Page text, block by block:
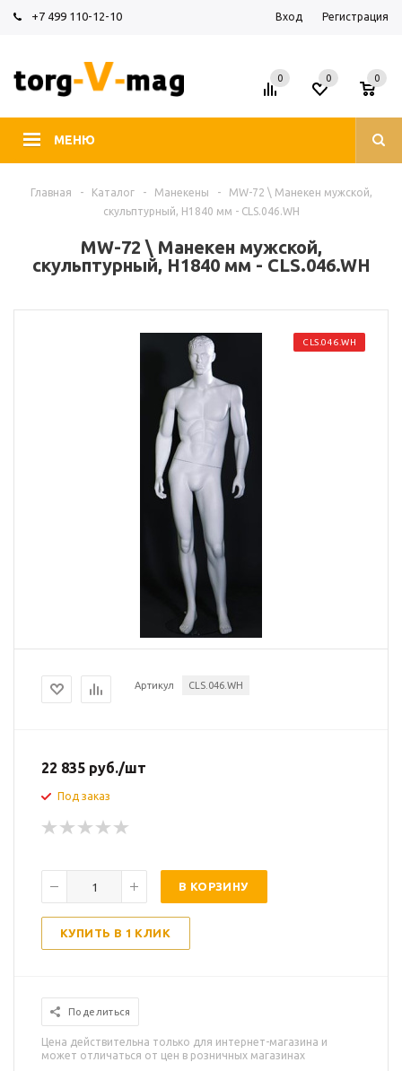
+7 499 110-12-10 Вход Регистрация
МЕНЮ
0 0
0
Главная - Каталог - Манекены -
MW-72 \ Манекен мужской,
скульптурный, H1840 мм - CLS.046.WH
MW-72 \ Манекен мужской,
скульптурный, H1840 мм - CLS.046.WH
CLS.046.WH
Артикул CLS.046.WH
22 835 руб./шт
Под заказ
В КОРЗИНУ
КУПИТЬ В 1 КЛИК
Поделиться
Цена действительна только для интернет-магазина и
может отличаться от цен в розничных магазинах